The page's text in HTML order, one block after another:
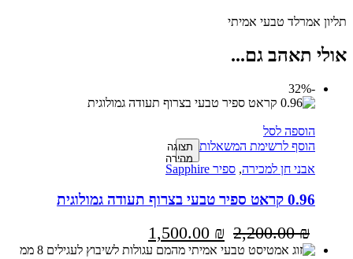
תליון אמרלד טבעי אמיתי
אולי תאהב גם...
-32%
הוספה לסל
הוסף לרשימת המשאלות תצוגה
מהירה
אבני חן למכירה, ספיר Sapphire
0.96 קראט ספיר טבעי בצרוף תעודה גמולוגית
2,200.00₪
1,500.00 ₪